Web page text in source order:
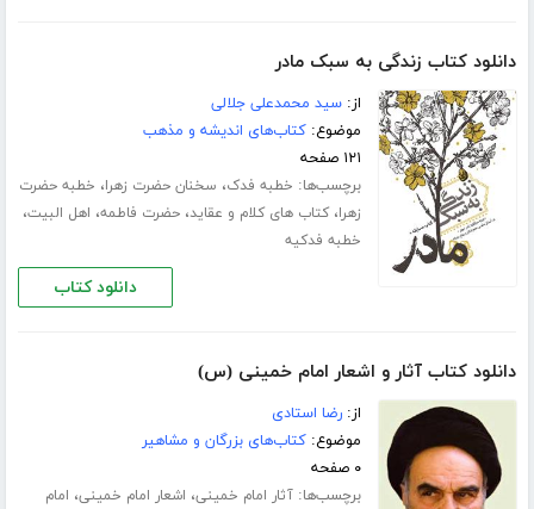
دانلود کتاب زندگی به سبک مادر
از:سید محمدعلی جلالی
موضوع:کتاب‌های اندیشه و مذهب
۱۲۱ صفحه
برچسب‌ها: خطبه فدک، سخنان حضرت زهرا، خطبه حضرت
زهرا،کتاب های کلام و عقاید،حضرت فاطمه، اهل البیت،
خطبه فدکیه
دانلود کتاب
دانلود کتاب آثار و اشعار امام خمینی (س)
از:رضا استادى
موضوع:کتاب‌های بزرگان و مشاهیر
۰ صفحه
برچسب‌ها:آثار امام خمینی، اشعار امام خمینی، امام